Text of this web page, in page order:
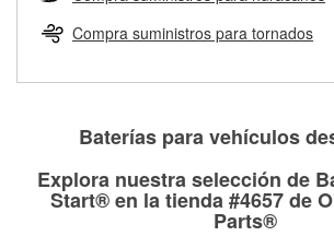
Herramientas de O'Reilly
pueden ser reutilizados, podemos
partes de reemplazo correctas para tu
Rectificación de tambores y discos de
Compra suministros para tornados
Baterías para vehículos
Explora nuestra selección de
Start® en la tienda #4657 de
Parts®